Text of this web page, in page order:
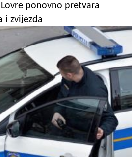
Lovre ponovno pretvara
i zvijezda